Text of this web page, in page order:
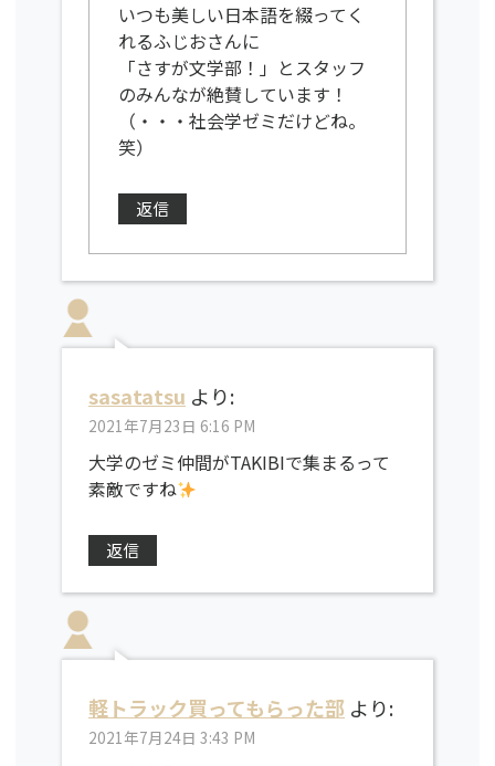
いつも美しい日本語を綴ってく
れるふじおさんに
「さすが文学部！」とスタッフ
のみんなが絶賛しています！
（・・・社会学ゼミだけどね。
笑）
返信
sasatatsu より:
2021年7月23日 6:16 PM
大学のゼミ仲間がTAKIBIで集まるって
素敵ですね
返信
軽トラック買ってもらった部 より:
2021年7月24日 3:43 PM